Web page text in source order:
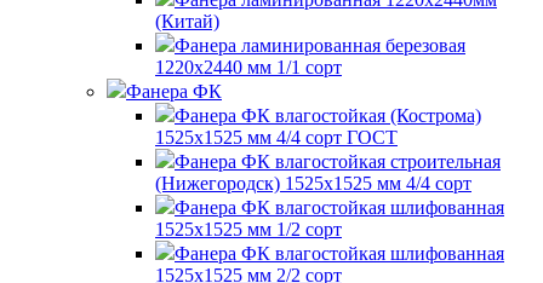
(Китай)
Фанера ламинированная березовая
1220х2440 мм 1/1 сорт
Фанера ФК
Фанера ФК влагостойкая (Кострома)
1525х1525 мм 4/4 сорт ГОСТ
Фанера ФК влагостойкая строительная
(Нижегородск) 1525х1525 мм 4/4 сорт
Фанера ФК влагостойкая шлифованная
1525х1525 мм 1/2 сорт
Фанера ФК влагостойкая шлифованная
1525х1525 мм 2/2 сорт